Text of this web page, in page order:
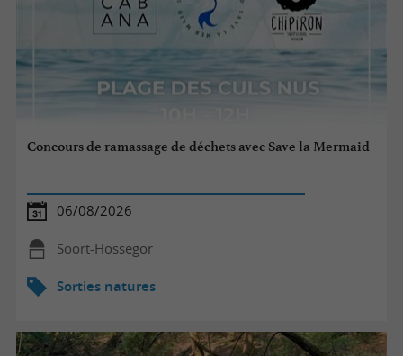
Concours de ramassage de déchets avec Save la Mermaid
06/08/2026
Soort-Hossegor
Sorties natures